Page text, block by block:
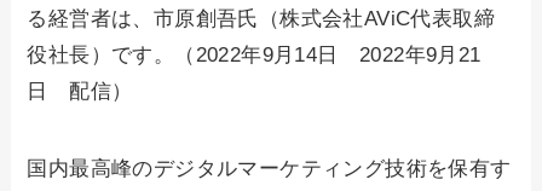
る経営者は、市原創吾氏（株式会社AViC代表取締
役社長）です。（2022年9月14日 2022年9月21
日 配信）
国内最高峰のデジタルマーケティング技術を保有す